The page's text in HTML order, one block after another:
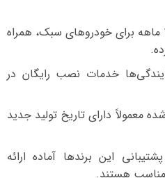
: گارانتی 12 تا 20 ماهه برای خودروهای سبک، همراه
خدمات نصب رایگان در
معمولاً دارای تاریخ تولید جدید
این برندها آماده ارائه
مناسب هستند.